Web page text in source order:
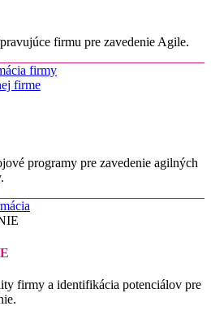
firmu pre zavedenie Agile.
firmy
firme
programy pre zavedenie agilných
firmy a identifikácia potenciálov pre